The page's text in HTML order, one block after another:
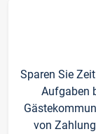
Sparen Sie
Aufgaben
von